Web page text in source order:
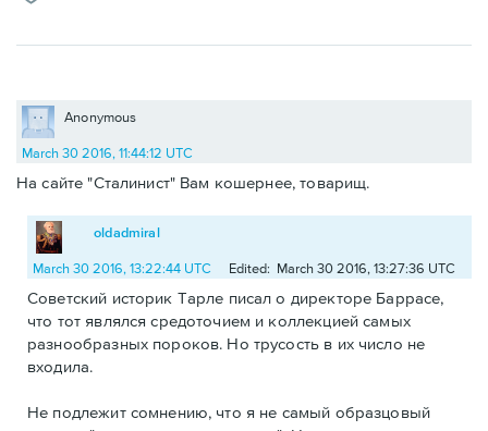
Anonymous
March 30 2016, 11:44:12 UTC
На сайте "Сталинист" Вам кошернее, товарищ.
oldadmiral
March 30 2016, 13:22:44 UTC Edited: March 30 2016, 13:27:36 UTC
Советский историк Тарле писал о директоре Баррасе,
что тот являлся средоточием и коллекцией самых
разнообразных пороков. Но трусость в их число не
входила.
Не подлежит сомнению, что я не самый образцовый